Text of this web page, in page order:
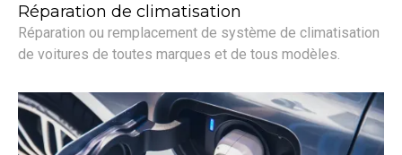
Réparation de climatisation
Réparation ou remplacement de système de climatisation
de voitures de toutes marques et de tous modèles.